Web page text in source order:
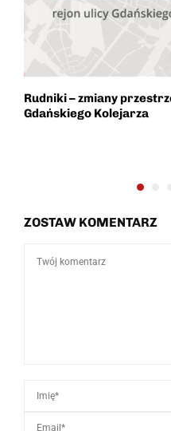
Rudniki – zmiany
Gdańskiego Kolejarza
ZOSTAW KOMENTARZ